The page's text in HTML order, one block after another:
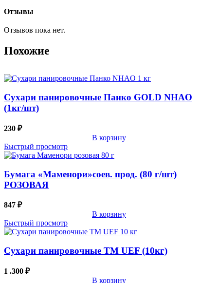
Отзывы
Отзывов пока нет.
Похожие
Сухари панировочные Панко GOLD NHAO
(1кг/шт)
230 ₽
В корзину
Быстрый просмотр
Бумага «Маменори»соев. прод. (80 г/шт)
РОЗОВАЯ
847 ₽
В корзину
Быстрый просмотр
Сухари панировочные TM UEF (10кг)
1 .300 ₽
В корзину